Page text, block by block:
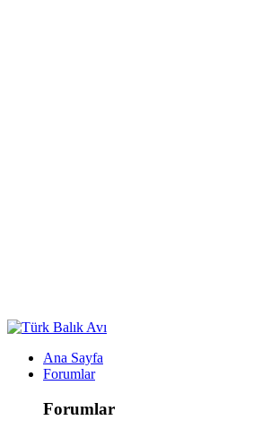
Ana Sayfa
Forumlar
Forumlar